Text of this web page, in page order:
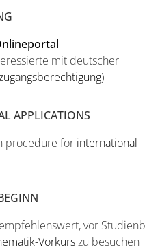
mit deutscher
APPLICATIONS
procedure for international
vor
Vorkurszu besuchen